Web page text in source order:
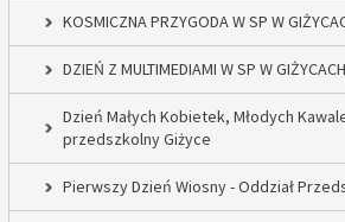
KOSMICZNA PRZYGODA W SP W
DZIEŃ Z MULTIMEDIAMI W SP W GIŻYCACH
Dzień Małych Kobietek, Młodych
przedszkolny Giżyce
Pierwszy Dzień Wiosny - Oddział